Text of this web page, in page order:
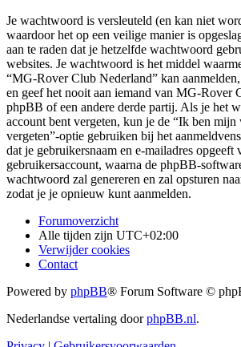
Je wachtwoord is versleuteld (en kan niet
waardoor het op een veilige manier is
aan te raden dat je hetzelfde wachtwoord
websites. Je wachtwoord is het middel
“MG-Rover Club Nederland” kan
en geef het nooit aan iemand van MG-Rover
phpBB of een andere derde partij. Als je het
account bent vergeten, kun je de “Ik ben
vergeten”-optie gebruiken bij het
dat je gebruikersnaam en e-mailadres opgeeft
gebruikersaccount, waarna de phpBB-
wachtwoord zal genereren en zal opsturen
zodat je je opnieuw kunt aanmelden.
Forumoverzicht
Alle tijden zijn UTC+02:00
Verwijder cookies
Contact
Powered by phpBB® Forum Software ©
Nederlandse vertaling doorphpBB.nl.